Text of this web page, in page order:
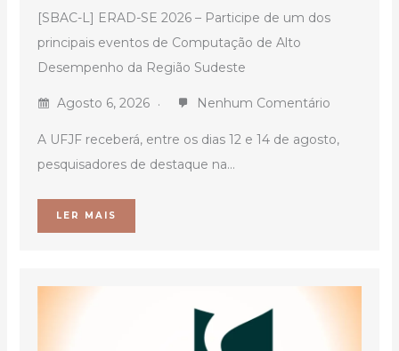
[SBAC-L] ERAD-SE 2026 – Participe de um dos
principais eventos de Computação de Alto
Desempenho da Região Sudeste
Agosto 6, 2026 Nenhum Comentário
A UFJF receberá, entre os dias 12 e 14 de agosto,
pesquisadores de destaque na...
LER MAIS